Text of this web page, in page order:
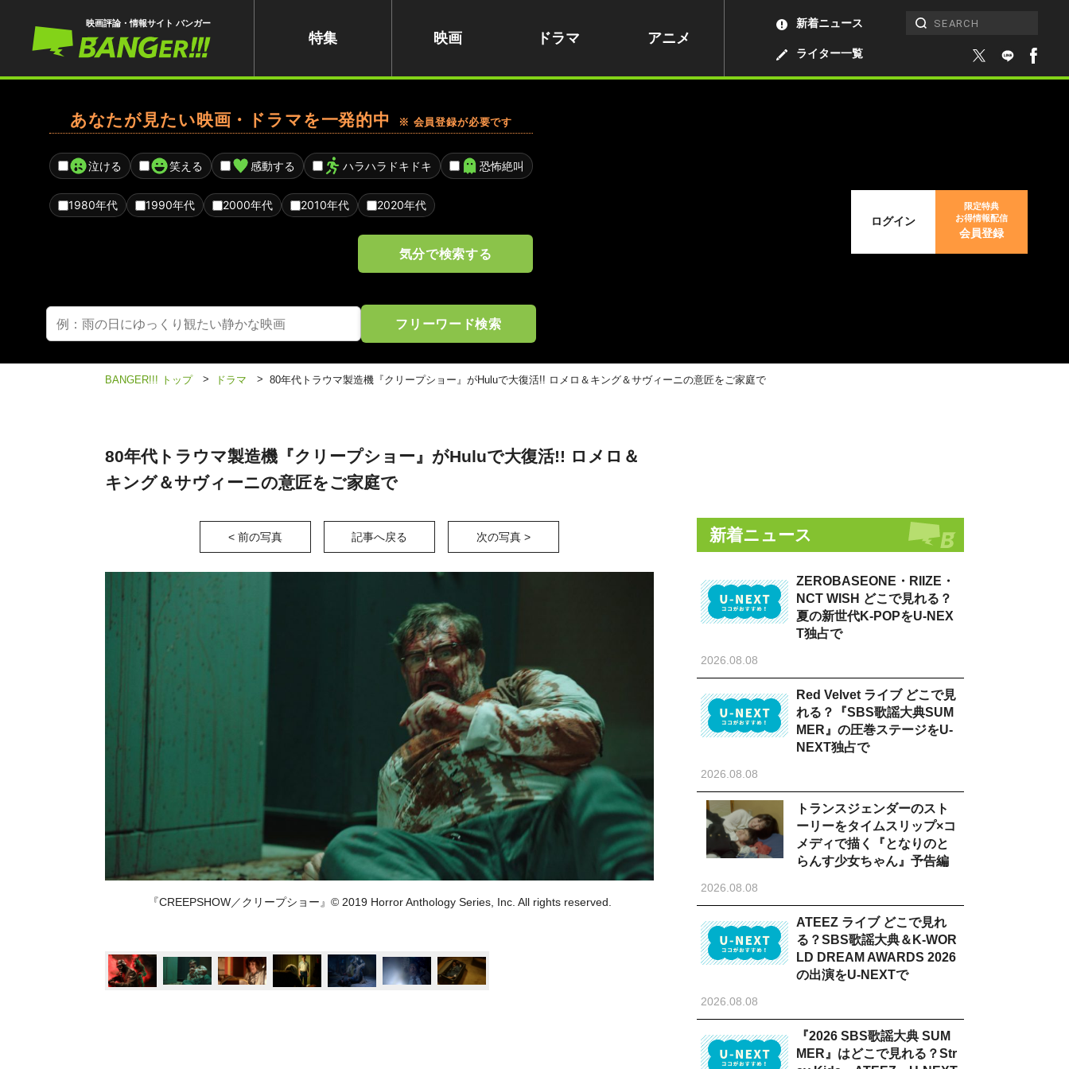
映画評論・情報サイト バンガー
特集 映画 ドラマ アニメ
ライター一覧
新着ニュース
あなたが見たい映画・ドラマを一発的中 ※ 会員登録が必要です
泣ける 笑える 感動する ハラハラドキドキ 恐怖絶叫
1980年代 1990年代 2000年代 2010年代 2020年代
気分で検索する
フリーワード検索
ログイン
限定特典
お得情報配信
会員登録
BANGER!!! トップ > ドラマ > 80年代トラウマ製造機『クリープショー』がHuluで大復活!! ロメロ＆キング＆サヴィーニの意匠をご家庭で
80年代トラウマ製造機『クリープショー』がHuluで大復活!! ロメロ＆
キング＆サヴィーニの意匠をご家庭で
< 前の写真 記事へ戻る 次の写真 >
『CREEPSHOW／クリープショー』© 2019 Horror Anthology Series, Inc. All rights reserved.
新着ニュース
ZEROBASEONE・RIIZE・
NCT WISH どこで見れる？
夏の新世代K-POPをU-NEX
T独占で
2026.08.08
Red Velvet ライブ どこで見
れる？『SBS歌謡大典SUM
MER』の圧巻ステージをU-
NEXT独占で
2026.08.08
トランスジェンダーのスト
ーリーをタイムスリップ×コ
メディで描く『となりのと
らんす少女ちゃん』予告編
2026.08.08
ATEEZ ライブ どこで見れ
る？SBS歌謡大典＆K-WOR
LD DREAM AWARDS 2026
の出演をU-NEXTで
2026.08.08
『2026 SBS歌謡大典 SUM
MER』はどこで見れる？Str